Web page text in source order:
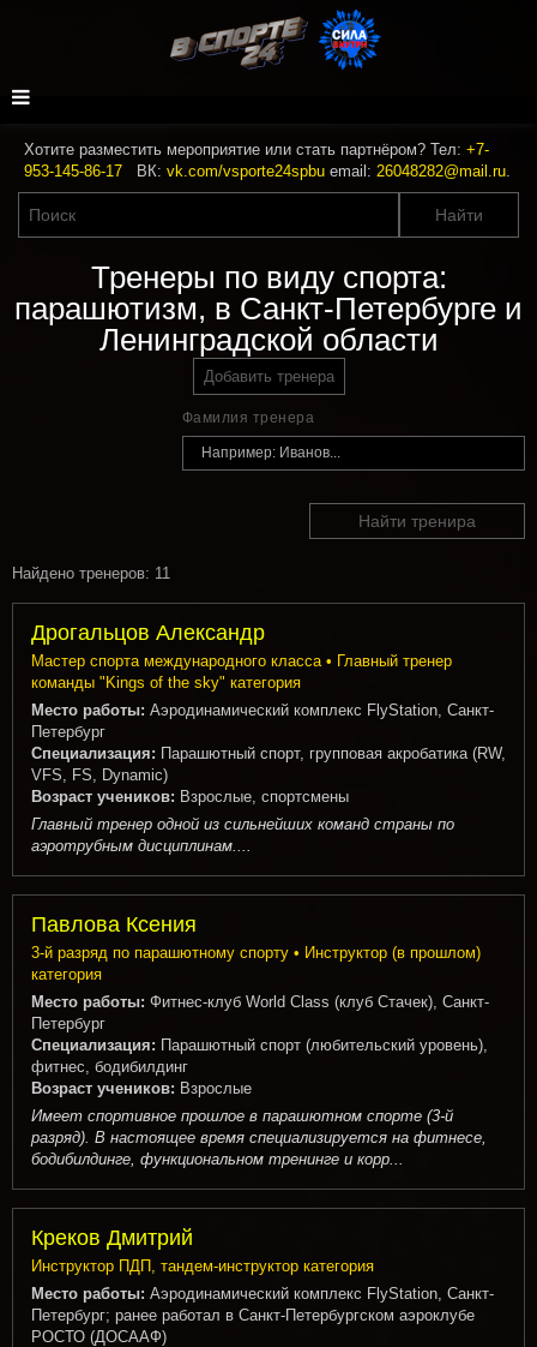
Хотите разместить мероприятие или стать партнёром? Тел: +7-
953-145-86-17 ВК: vk.com/vsporte24spbu email: 26048282@mail.ru.
Тренеры по виду спорта:
парашютизм, в Санкт-Петербурге и
Ленинградской области
Добавить тренера
Фамилия тренера
Найти тренира
Найдено тренеров: 11
Дрогальцов Александр
Мастер спорта международного класса • Главный тренер
команды "Kings of the sky" категория
Место работы: Аэродинамический комплекс FlyStation, Санкт-
Петербург
Специализация: Парашютный спорт, групповая акробатика (RW,
VFS, FS, Dynamic)
Возраст учеников: Взрослые, спортсмены
Главный тренер одной из сильнейших команд страны по
аэротрубным дисциплинам....
Павлова Ксения
3-й разряд по парашютному спорту • Инструктор (в прошлом)
категория
Место работы: Фитнес-клуб World Class (клуб Стачек), Санкт-
Петербург
Специализация: Парашютный спорт (любительский уровень),
фитнес, бодибилдинг
Возраст учеников: Взрослые
Имеет спортивное прошлое в парашютном спорте (3-й
разряд). В настоящее время специализируется на фитнесе,
бодибилдинге, функциональном тренинге и корр...
Креков Дмитрий
Инструктор ПДП, тандем-инструктор категория
Место работы: Аэродинамический комплекс FlyStation, Санкт-
Петербург; ранее работал в Санкт-Петербургском аэроклубе
РОСТО (ДОСААФ)